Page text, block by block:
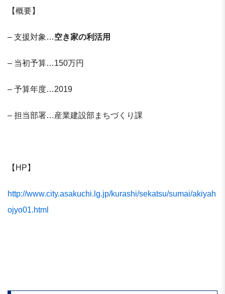
【概要】
– 支援対象…空き家の利活用
– 当初予算…150万円
– 予算年度…2019
– 担当部署…産業建設部まちづくり課
【HP】
http://www.city.asakuchi.lg.jp/kurashi/sekatsu/sumai/akiyah
ojyo01.html